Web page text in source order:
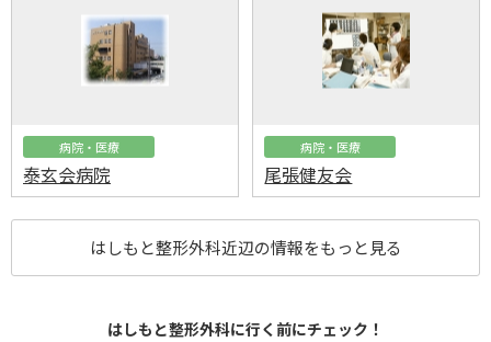
病院・医療
泰玄会病院
病院・医療
尾張健友会
はしもと整形外科近辺の情報をもっと見る
はしもと整形外科に行く前にチェック！